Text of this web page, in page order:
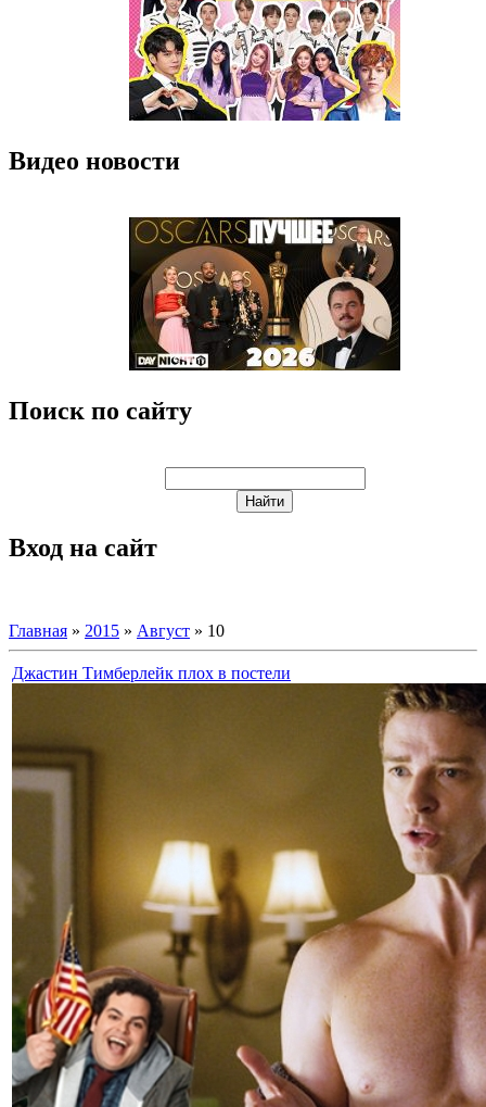
Видео новости
Поиск по сайту
Вход на сайт
Главная » 2015 » Август » 10
Джастин Тимберлейк плох в постели